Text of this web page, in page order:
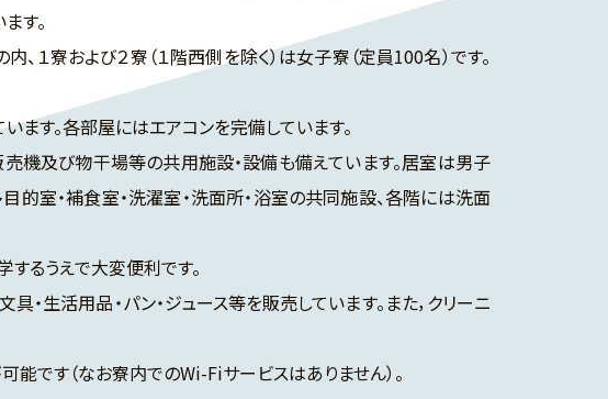
す。
１寮および２寮（１階西側を除く）は女子寮（定員100名）です。
ます。各部屋にはエアコンを完備しています。
機及び物干場等の共用施設・設備も備えています。居室は男子
的室・補食室・洗濯室・洗面所・浴室の共同施設、各階には洗面
るうえで大変便利です。
生活用品・パン・ジュース等を販売しています。また，クリーニ
です（なお寮内でのWi-Fiサービスはありません）。